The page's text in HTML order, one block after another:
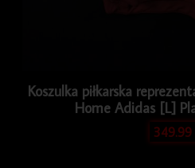
Koszulka piłkarska
Home Adidas [L]
349.99